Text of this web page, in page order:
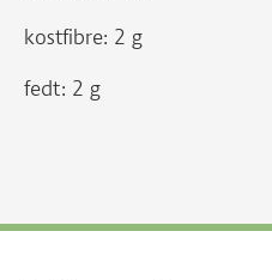
kostfibre: 2 g
fedt: 2 g